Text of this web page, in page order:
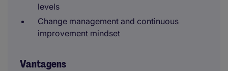
levels
Change management and continuous
improvement mindset
Vantagens